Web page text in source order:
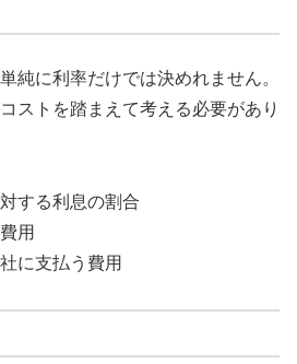
純に利率だけでは決めれません。
ストを踏まえて考える必要があり
る利息の割合
用
に支払う費用